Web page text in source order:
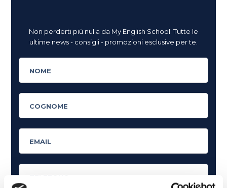
Non perderti più nulla da My English School. Tutte le
ultime news - consigli - promozioni esclusive per te.